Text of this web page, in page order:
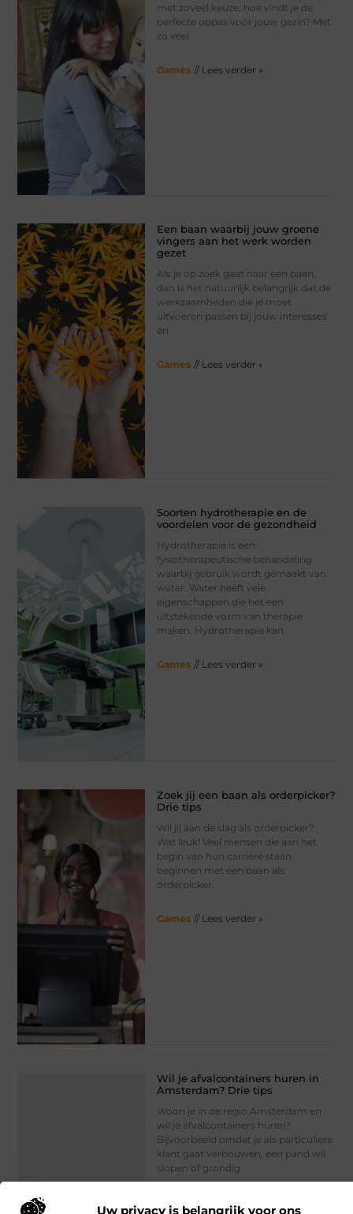
Uw privacy is belangrijk voor ons
met zoveel keuze, hoe vindt je de
perfecte oppas voor jouw gezin? Met
zo veel
Games // Lees verder »
Een baan waarbij jouw groene
vingers aan het werk worden
gezet
Als je op zoek gaat naar een baan,
dan is het natuurlijk belangrijk dat de
werkzaamheden die je moet
uitvoeren passen bij jouw interesses
en
Games // Lees verder »
Soorten hydrotherapie en de
voordelen voor de gezondheid
Hydrotherapie is een
fysiotherapeutische behandeling
waarbij gebruik wordt gemaakt van
water. Water heeft vele
eigenschappen die het een
uitstekende vorm van therapie
maken. Hydrotherapie kan
Games // Lees verder »
Zoek jij een baan als orderpicker?
Drie tips
Wil jij aan de slag als orderpicker?
Wat leuk! Veel mensen die aan het
begin van hun carrière staan
beginnen met een baan als
orderpicker.
Games // Lees verder »
Wil je afvalcontainers huren in
Amsterdam? Drie tips
Woon je in de regio Amsterdam en
wil je afvalcontainers huren?
Bijvoorbeeld omdat je als particuliere
klant gaat verbouwen, een pand wil
slopen of grondig